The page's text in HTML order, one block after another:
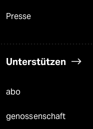
Presse
Unterstützen
abo
genossenschaft